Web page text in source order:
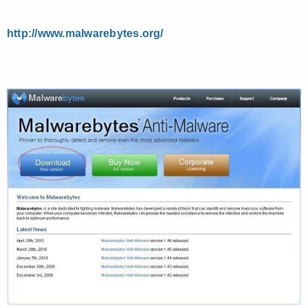
http://www.malwarebytes.org/